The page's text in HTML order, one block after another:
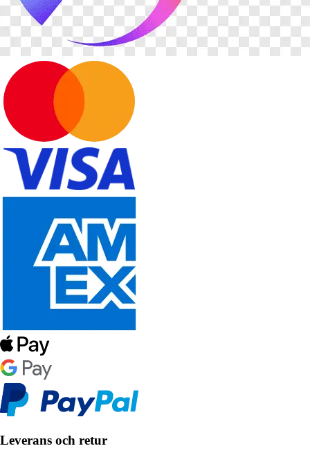
Leverans och retur